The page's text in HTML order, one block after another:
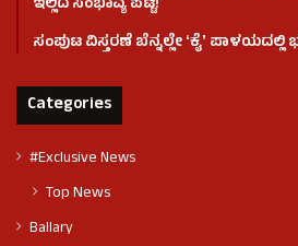
ಇಲ್ಲಿದೆ ಸಂಭಾವ್ಯ ಪಟ್ಟಿ!
ಸಂಪುಟ ವಿಸ್ತರಣೆ ಬೆನ್ನಲ್ಲೇ ʻಕೈʼ
Categories
#Exclusive News
Top News
Ballary